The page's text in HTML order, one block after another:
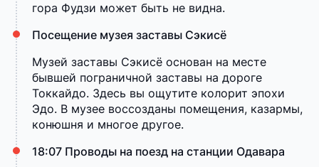
гора Фудзи может быть не видна.
Посещение музея заставы Сэкисё
Музей заставы Сэкисё основан на месте
бывшей пограничной заставы на дороге
Токкайдо. Здесь вы ощутите колорит эпохи
Эдо. В музее воссозданы помещения, казармы,
конюшня и многое другое.
18:07 Проводы на поезд на станции Одавара